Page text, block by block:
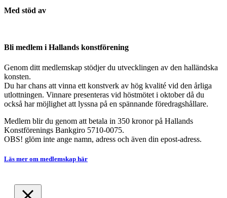
Med stöd av
Bli medlem i Hallands konstförening
Genom ditt medlemskap stödjer du utvecklingen av den halländska
konsten.
Du har chans att vinna ett konstverk av hög kvalité vid den årliga
utlottningen. Vinnare presenteras vid höstmötet i oktober då du
också har möjlighet att lyssna på en spännande föredragshållare.
Medlem blir du genom att betala in 350 kronor på Hallands
Konstförenings Bankgiro 5710-0075.
OBS! glöm inte ange namn, adress och även din epost-adress.
Läs mer om medlemskap här